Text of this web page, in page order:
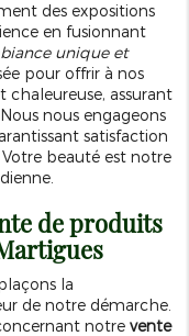
des expositions
en fusionnant
unique et
pour offrir à nos
chaleureuse, assurant
nous engageons
satisfaction
beauté est notre
de produits
la
de notre démarche.
notre vente